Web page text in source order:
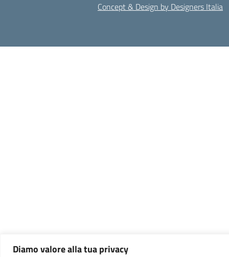
Diamo valore alla tua privacy
Concept & Design by Designers Italia